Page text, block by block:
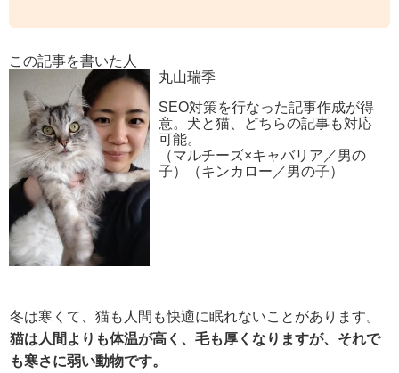
この記事を書いた人
丸山瑞季
SEO対策を行なった記事作成が得
意。犬と猫、どちらの記事も対応
可能。
（マルチーズ×キャバリア／男の
子）（キンカロー／男の子）
冬は寒くて、猫も人間も快適に眠れないことがあります。
猫は人間よりも体温が高く、毛も厚くなりますが、それで
も寒さに弱い動物です。